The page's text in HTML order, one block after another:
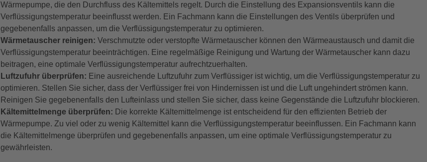
Wärmepumpe, die den Durchfluss des Kältemittels regelt. Durch die Einstellung des Expansionsventils kann die
Verflüssigungstemperatur beeinflusst werden. Ein Fachmann kann die Einstellungen des Ventils überprüfen und
gegebenenfalls anpassen, um die Verflüssigungstemperatur zu optimieren.
Wärmetauscher reinigen:Verschmutzte oder verstopfte Wärmetauscher können den Wärmeaustausch und damit die
Verflüssigungstemperatur beeinträchtigen. Eine regelmäßige Reinigung und Wartung der Wärmetauscher kann dazu
beitragen, eine optimale Verflüssigungstemperatur aufrechtzuerhalten.
Luftzufuhr überprüfen: Eine ausreichende Luftzufuhr zum Verflüssiger ist wichtig, um die Verflüssigungstemperatur zu
optimieren. Stellen Sie sicher, dass der Verflüssiger frei von Hindernissen ist und die Luft ungehindert strömen kann.
Reinigen Sie gegebenenfalls den Lufteinlass und stellen Sie sicher, dass keine Gegenstände die Luftzufuhr blockieren.
Kältemittelmenge überprüfen: Die korrekte Kältemittelmenge ist entscheidend für den effizienten Betrieb der
Wärmepumpe. Zu viel oder zu wenig Kältemittel kann die Verflüssigungstemperatur beeinflussen. Ein Fachmann kann
die Kältemittelmenge überprüfen und gegebenenfalls anpassen, um eine optimale Verflüssigungstemperatur zu
gewährleisten.